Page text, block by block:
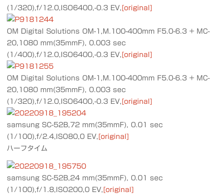
(1/320),f/12.0,ISO6400,-0.3 EV,[original]
OM Digital Solutions OM-1,M.100-400mm F5.0-6.3 + MC-
20,1080 mm(35mmF), 0.003 sec
(1/400),f/12.0,ISO6400,-0.3 EV,[original]
OM Digital Solutions OM-1,M.100-400mm F5.0-6.3 + MC-
20,1080 mm(35mmF), 0.003 sec
(1/320),f/12.0,ISO6400,-0.3 EV,[original]
samsung SC-52B,72 mm(35mmF), 0.01 sec
(1/100),f/2.4,ISO80,0 EV,[original]
ハーフタイム
samsung SC-52B,24 mm(35mmF), 0.01 sec
(1/100),f/1.8,ISO200,0 EV, [original]